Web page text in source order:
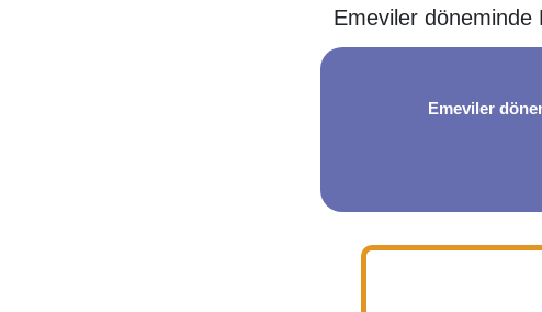
Emeviler döneminde
Emeviler